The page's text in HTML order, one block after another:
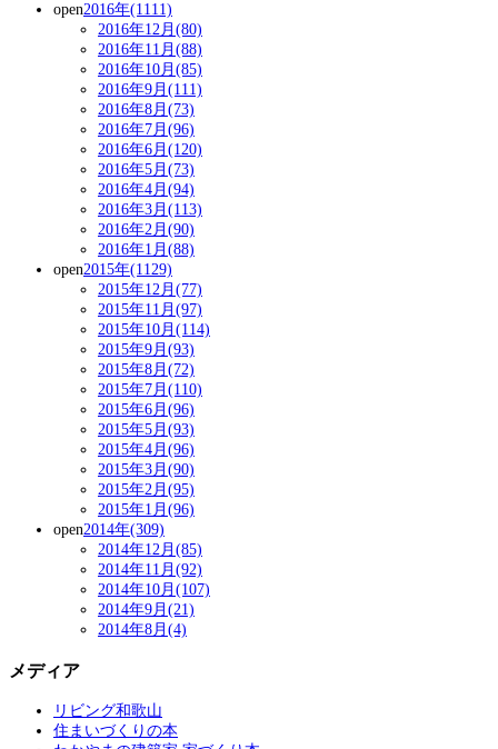
open2016年(1111)
2016年12月(80)
2016年11月(88)
2016年10月(85)
2016年9月(111)
2016年8月(73)
2016年7月(96)
2016年6月(120)
2016年5月(73)
2016年4月(94)
2016年3月(113)
2016年2月(90)
2016年1月(88)
open2015年(1129)
2015年12月(77)
2015年11月(97)
2015年10月(114)
2015年9月(93)
2015年8月(72)
2015年7月(110)
2015年6月(96)
2015年5月(93)
2015年4月(96)
2015年3月(90)
2015年2月(95)
2015年1月(96)
open2014年(309)
2014年12月(85)
2014年11月(92)
2014年10月(107)
2014年9月(21)
2014年8月(4)
メディア
リビング和歌山
住まいづくりの本